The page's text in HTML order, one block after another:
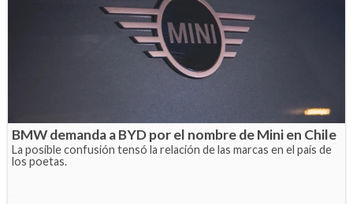
BMW demanda a BYD por el nombre de Mini en Chile
La posible confusión tensó la relación de las marcas en el país de
los poetas.